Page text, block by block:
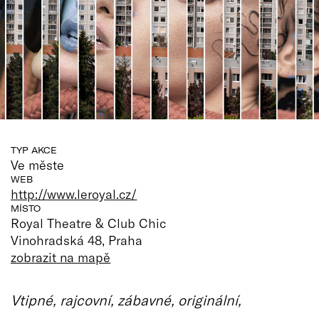
TYP AKCE
Ve měste
WEB
http://www.leroyal.cz/
MÍSTO
Royal Theatre & Club Chic
Vinohradská 48, Praha
zobrazit na mapě
Vtipné, rajcovní, zábavné, originální,